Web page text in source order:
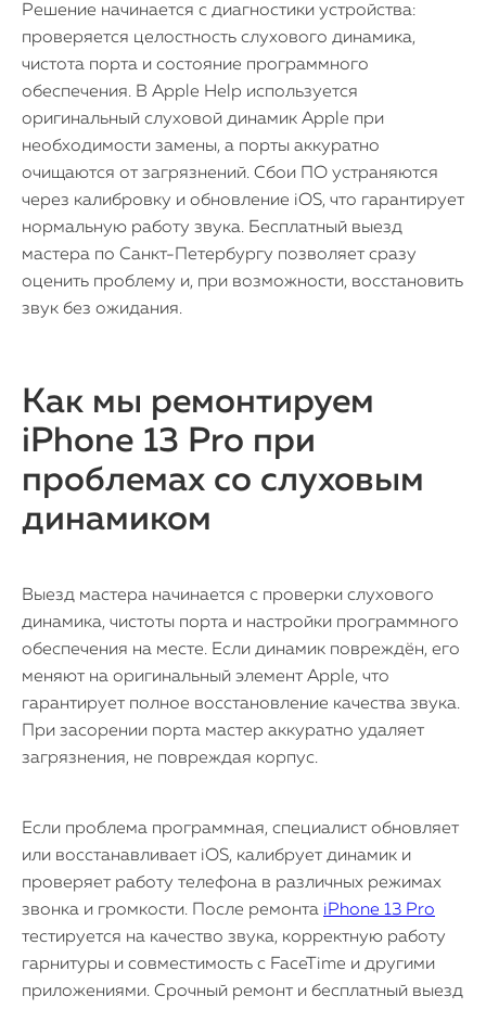
Решение начинается с диагностики устройства:
проверяется целостность слухового динамика,
чистота порта и состояние программного
обеспечения. В Apple Help используется
оригинальный слуховой динамик Apple при
необходимости замены, а порты аккуратно
очищаются от загрязнений. Сбои ПО устраняются
через калибровку и обновление iOS, что гарантирует
нормальную работу звука. Бесплатный выезд
мастера по Санкт-Петербургу позволяет сразу
оценить проблему и, при возможности, восстановить
звук без ожидания.
Как мы ремонтируем
iPhone 13 Pro при
проблемах со слуховым
динамиком
Выезд мастера начинается с проверки слухового
динамика, чистоты порта и настройки программного
обеспечения на месте. Если динамик повреждён, его
меняют на оригинальный элемент Apple, что
гарантирует полное восстановление качества звука.
При засорении порта мастер аккуратно удаляет
загрязнения, не повреждая корпус.
Если проблема программная, специалист обновляет
или восстанавливает iOS, калибрует динамик и
проверяет работу телефона в различных режимах
звонка и громкости. После ремонта iPhone 13 Pro
тестируется на качество звука, корректную работу
гарнитуры и совместимость с FaceTime и другими
приложениями. Срочный ремонт и бесплатный выезд